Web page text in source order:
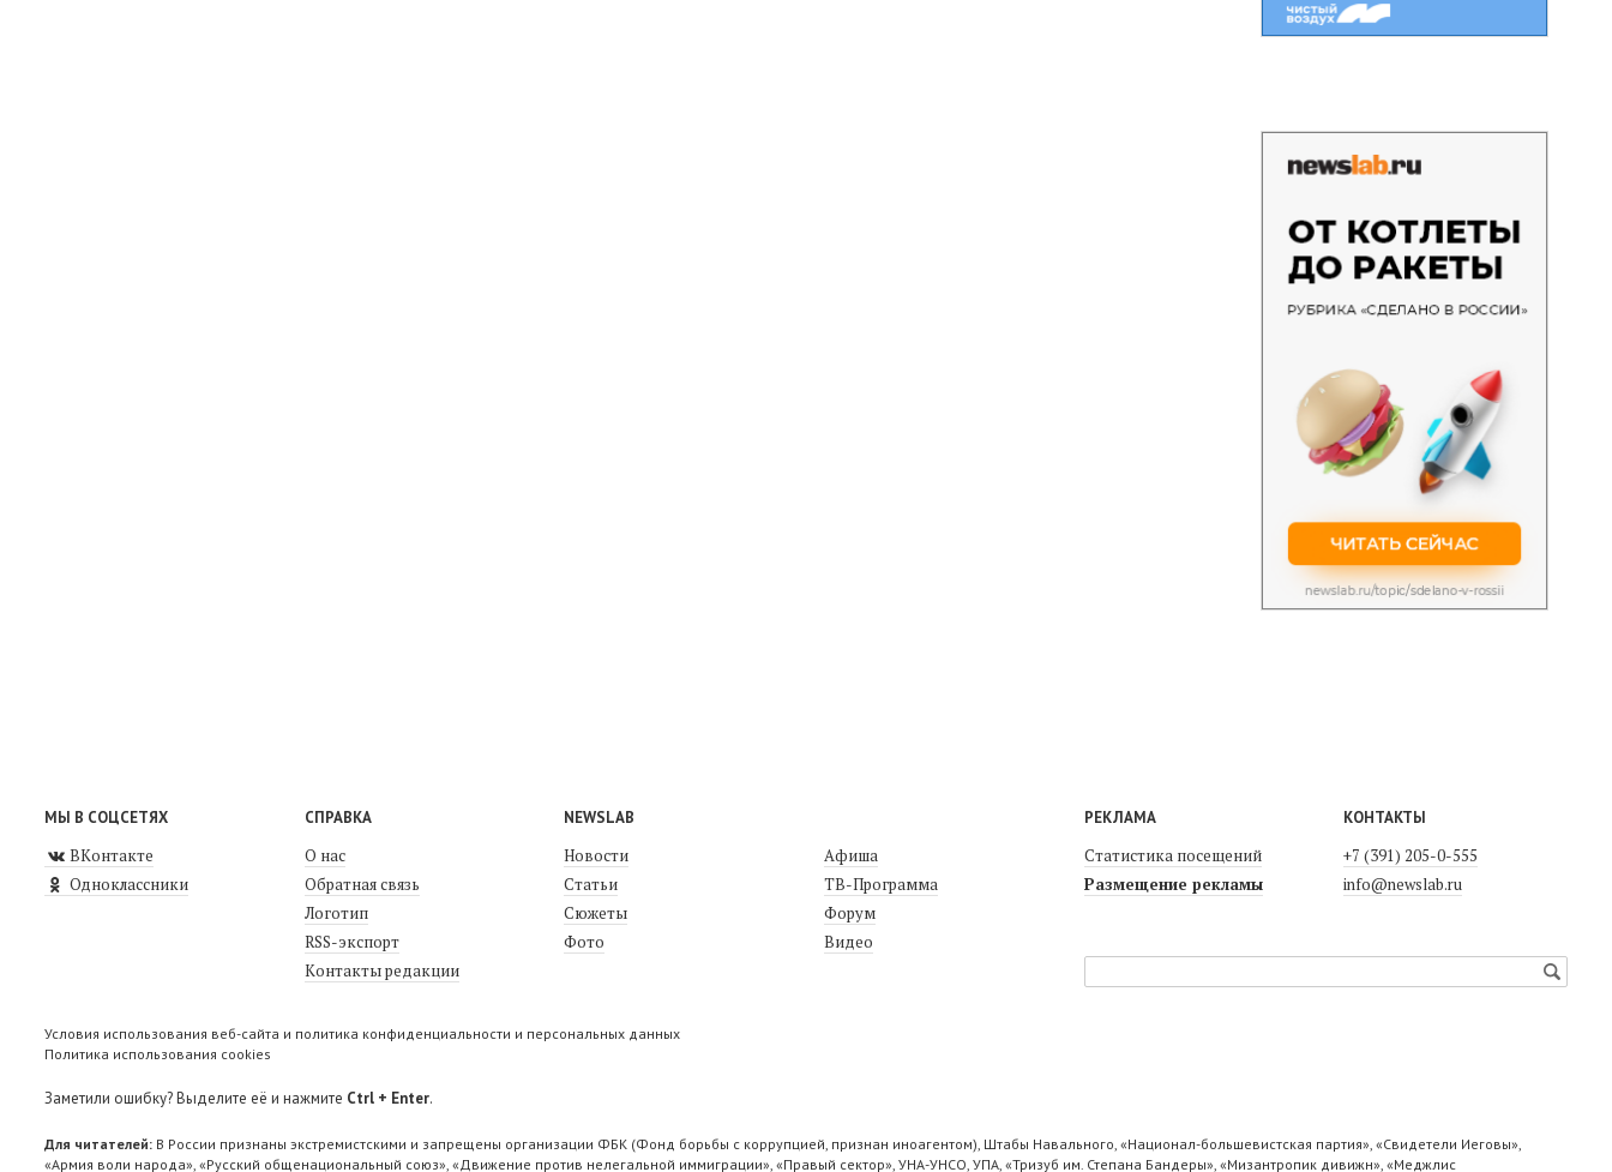
МЫ В СОЦСЕТЯХ
ВКонтакте
Одноклассники
СПРАВКА
О нас
Обратная связь
Логотип
RSS-экспорт
Контакты редакции
NEWSLAB
Новости
Статьи
Сюжеты
Фото
Афиша
ТВ-Программа
Форум
Видео
РЕКЛАМА
Статистика посещений
Размещение рекламы
КОНТАКТЫ
+7 (391) 205-0-555
info@newslab.ru
Условия использования веб-сайта и политика конфиденциальности и персональных данных
Политика использования cookies
Заметили ошибку? Выделите её и нажмите Ctrl + Enter.
Для читателей: В России признаны экстремистскими и запрещены организации ФБК (Фонд борьбы с коррупцией, признан иноагентом), Штабы Навального, «Национал-большевистская партия», «Свидетели Иеговы»,
«Армия воли народа», «Русский общенациональный союз», «Движение против нелегальной иммиграции», «Правый сектор», УНА-УНСО, УПА, «Тризуб им. Степана Бандеры», «Мизантропик дивижн», «Меджлис